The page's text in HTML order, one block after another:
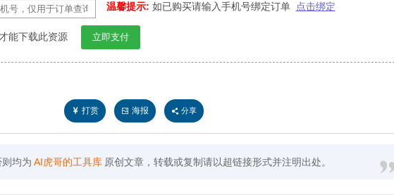
温馨提示: 如已购买请输入手机号绑定订单 点击绑定
能下载此资源 立即支付
打赏 海报 分享
均为 AI虎哥的工具库 原创文章，转载或复制请以超链接形式并注明出处。